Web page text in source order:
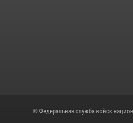
© Федеральная служба войск